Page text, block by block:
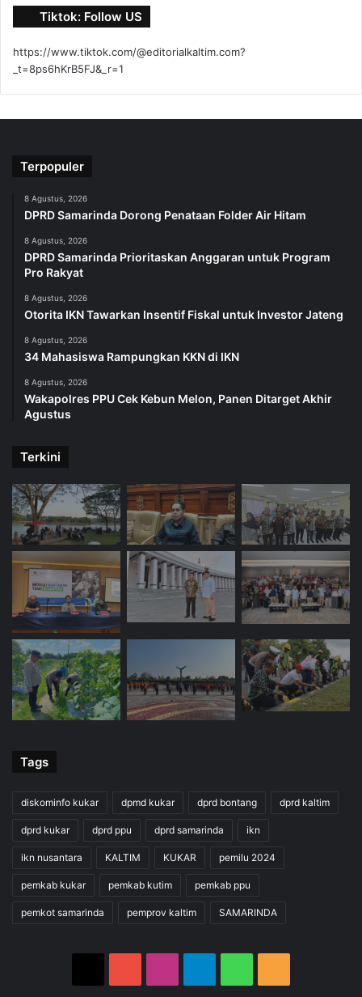
Tiktok: Follow US
https://www.tiktok.com/@editorialkaltim.com?
_t=8ps6hKrB5FJ&_r=1
Terpopuler
8 Agustus, 2026
DPRD Samarinda Dorong Penataan Folder Air Hitam
8 Agustus, 2026
DPRD Samarinda Prioritaskan Anggaran untuk Program
Pro Rakyat
8 Agustus, 2026
Otorita IKN Tawarkan Insentif Fiskal untuk Investor Jateng
8 Agustus, 2026
34 Mahasiswa Rampungkan KKN di IKN
8 Agustus, 2026
Wakapolres PPU Cek Kebun Melon, Panen Ditarget Akhir
Agustus
Terkini
Tags
diskominfo kukar dpmd kukar dprd bontang dprd kaltim
dprd kukar dprd ppu dprd samarinda ikn
ikn nusantara KALTIM KUKAR pemilu 2024
pemkab kukar pemkab kutim pemkab ppu
pemkot samarinda pemprov kaltim SAMARINDA